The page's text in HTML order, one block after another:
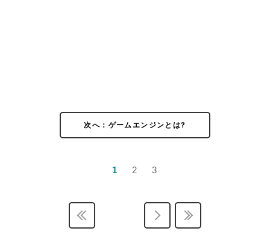
次へ：ゲームエンジンとは?
1 2 3